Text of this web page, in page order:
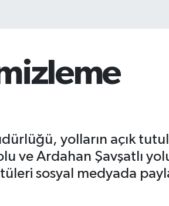
yolların açık
ve Ardahan Şavşatlı
sosyal medyada